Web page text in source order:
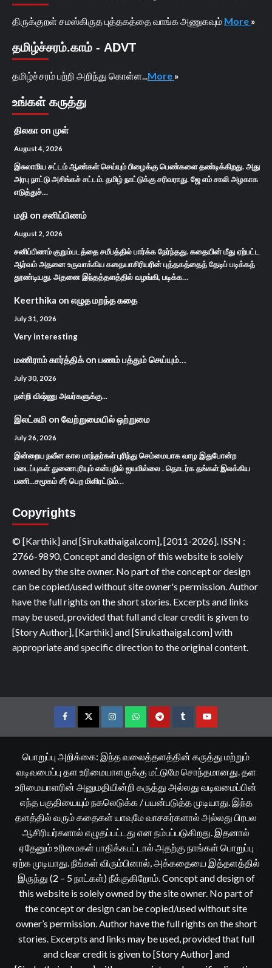
திருக்குறள் சமஸ்கிருத புத்தகத்தை வாங்க அணுகவும் More »
தமிழ்ச்சரம்.காம் - ADVT
தமிழ்ச்சரம் பற்றி அறிந்து கொள்ள... More »
உங்கள் கருத்து
திலகா on முள்
August 4, 2026
இசுலாமிய சட்டம் ஆண்கள் செய்யும் பிழைக்கு பெண்களை தண்டிக்கிறது. அது
அரபு நாட்டு அசிங்கச் சட்டம். தமிழ் நாட்டுக்கு சரிவராது. ஜே எம் சாலி அழகாக
எடுத்துச்…
மதி on சனிப்பிணம்
August 2, 2026
சனிப்பிணம் குறும்படத்தை சமீபத்தில் பார்க்க நேர்ந்தது. கதையின் மீது ஏற்பட்ட
ஆர்வம் அதனை உருவாக்கிய கதையாசிரியரின் புத்தகத்தைத் தேடிப் படிக்கத்
தூண்டியது. அதனை இந்தத்தளத்தில் வழங்கி, படிக்க…
Keerthika on எழுத மறந்த கதை
July 31, 2026
Very interesting
மணிராம் கார்த்திக்on பணம் பத்தும் செய்யும்…
July 30, 2026
நன்றி விஷ்ணு அவர்களுக்கு...
இலட்சுமி on வேற்றுமையில் ஒற்றுமை
July 26, 2026
இன்றைய நவீன கால மாந்தர்கள் புரிந்து செம்மையாக வாழ இதுபோன்ற
படைப்புகள் துணைபுரியும் என்பதில் ஐயமில்லை . தொடர்க தங்கள் இலக்கிய
பணி...சமூகம் சீர் பெற மிளிரட்டும்…
Copyrights
© [Karthik] and [Sirukathaigal.com], [2011-2026]. ISSN :
2766-9890, Concept and design of this website is solely
owned by the site owner. No part of the concept or design
can be copied/used without site owner's permission. Author
have the full rights on the short stories. Excerpts and links
may be used, provided that full and clear credit is given to
[Story Author], [Karthik] and [Sirukathaigal.com] with
appropriate and specific direction to the original content.
FacebookTwitterInstagramWhatsappTelegramTumblrYouTube
பொறுப்பு அறிக்கை: இந்த வலைத்தளத்தின் கருத்து மற்றும்
வடிவமைப்பு தள உரிமையாளருக்கு மட்டுமே சொந்தமானது. தள
உரிமையாளரின் அனுமதியின்றி கருத்து அல்லது வடிவமைப்பின்
எந்த பகுதியையும் நகலெடுக்க / பயன்படுத்த முடியாது. இந்த
தளத்தில் வரும் கதைகள் யாவுமே வாசகர்களால் அல்லது பிரபல
ஆசிரியர்களால் எழுதப்பட்டது என நம்பப்படுகிறது. இதனால்
ஏதேனும் உரிமைகள் பாதிக்கபட்டால் அதற்கு நாங்கள் பொறுப்பு
ஏற்க முடியாது. நீங்கள் விரும்பினால், அக்கதையை இத்தளத்தில்
இருந்து (2 – 5 நாட்கள்) நீக்குகிறோம். Concept and design of
this website is solely owned by the site owner. No part of
the concept or design can be copied/used without site
owner’s permission. Author have the full rights on the short
stories. Excerpts and links may be used, provided that full
and clear credit is given to [Story Author] and